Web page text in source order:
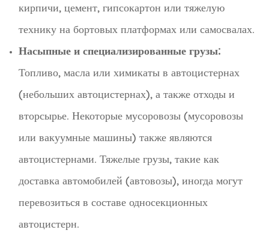
кирпичи, цемент, гипсокартон или тяжелую
технику на бортовых платформах или самосвалах.
Насыпные и специализированные грузы:
Топливо, масла или химикаты в автоцистернах
(небольших автоцистернах), а также отходы и
вторсырье. Некоторые мусоровозы (мусоровозы
или вакуумные машины) также являются
автоцистернами. Тяжелые грузы, такие как
доставка автомобилей (автовозы), иногда могут
перевозиться в составе односекционных
автоцистерн.